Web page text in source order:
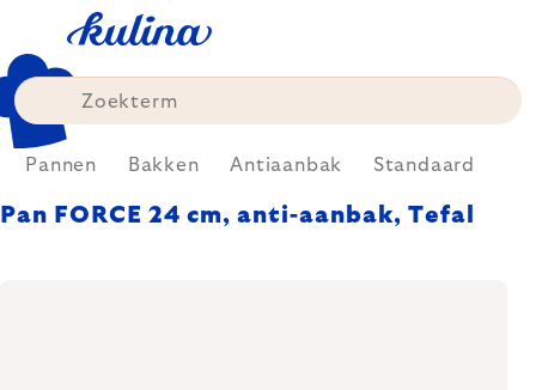
content
Pannen Bakken Antiaanbak Standaard
Pan FORCE 24 cm, anti-aanbak, Tefal